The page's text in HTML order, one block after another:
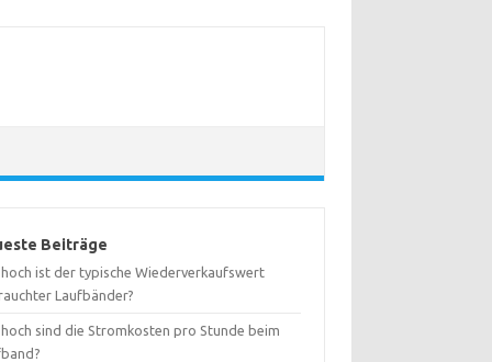
Beiträge
hoch ist der typische Wiederverkaufswert
Laufbänder?
sind die Stromkosten pro Stunde beim